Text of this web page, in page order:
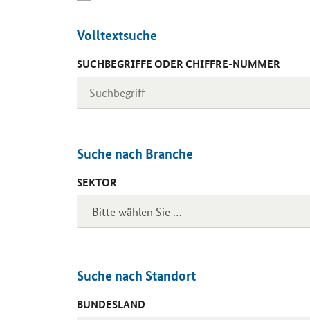
Volltextsuche
SUCHBEGRIFFE ODER CHIFFRE-NUMMER
Suche nach Branche
SEKTOR
Suche nach Standort
BUNDESLAND